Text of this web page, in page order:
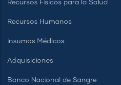
Recursos Físicos para la Salud
Recursos Humanos
Insumos Médicos
Adquisiciones
Banco Nacional de Sangre